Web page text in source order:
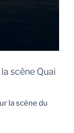
scène Quai
la scène du